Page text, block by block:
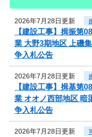
2026年7月28日更新
【建設工事】揖振第
業 大野3期地区 上磯
争入札公告
2026年7月28日更新
【建設工事】揖基第
業 オオノ西部地区 暗
争入札公告
2026年7月28日更新